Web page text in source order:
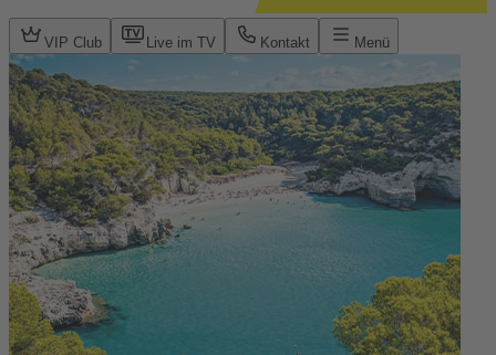
VIP Club Live im TV Kontakt Menü